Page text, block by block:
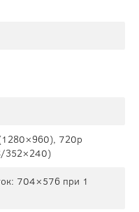
720p
352×240)
704×576 при 1